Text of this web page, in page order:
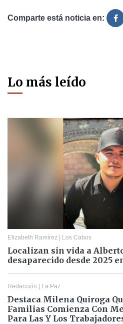
Comparte está noticia en:
Lo más leído
Elizabeth Ramírez Los Cabos
Localizan sin vida a
desaparecido desde 2025
Redacción La Paz
Destaca Milena Quiroga
Familias Comienza Con
Para Las Y Los